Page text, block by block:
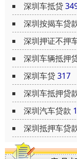
深圳车抵贷
深圳按揭车贷
深圳押证不押
深圳车辆抵押
深圳车贷317
深圳车抵押贷
深圳汽车贷款
深圳抵押车贷